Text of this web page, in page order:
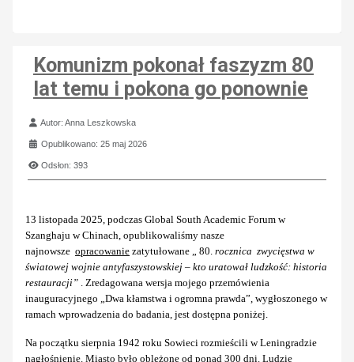
Komunizm pokonał faszyzm 80
lat temu i pokona go ponownie
Szczegóły
Autor:Anna Leszkowska
Opublikowano: 25 maj 2026
Odsłon: 393
13 listopada 2025, podczas Global South Academic Forum w
Szanghaju w Chinach, opublikowaliśmy nasze
najnowsze opracowanie zatytułowane „ 80. rocznica zwycięstwa w
światowej wojnie antyfaszystowskiej – kto uratował ludzkość: historia
restauracji” . Zredagowana wersja mojego przemówienia
inauguracyjnego „Dwa kłamstwa i ogromna prawda”, wygłoszonego w
ramach wprowadzenia do badania, jest dostępna poniżej.
Na początku sierpnia 1942 roku Sowieci rozmieścili w Leningradzie
nagłośnienie. Miasto było oblężone od ponad 300 dni. Ludzie